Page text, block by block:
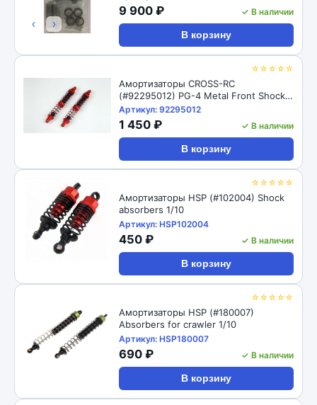
‹ ›
9 900 ₽ ✓ В наличии
В корзину
☆☆☆☆☆
Амортизаторы CROSS-RC
(#92295012) PG-4 Metal Front Shock
98mm
Артикул: 92295012
1 450 ₽ ✓ В наличии
В корзину
☆☆☆☆☆
Амортизаторы HSP (#102004) Shock
absorbers 1/10
Артикул: HSP102004
450 ₽ ✓ В наличии
В корзину
☆☆☆☆☆
Амортизаторы HSP (#180007)
Absorbers for crawler 1/10
Артикул: HSP180007
690 ₽ ✓ В наличии
В корзину